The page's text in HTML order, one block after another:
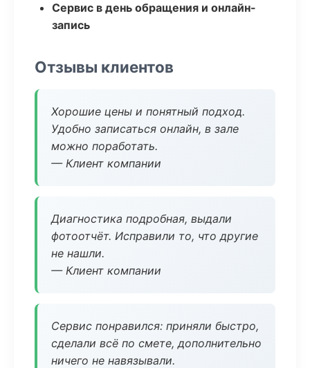
Сервис в день обращения и онлайн-
запись
Отзывы клиентов
Хорошие цены и понятный подход.
Удобно записаться онлайн, в зале
можно поработать.
— Клиент компании
Диагностика подробная, выдали
фотоотчёт. Исправили то, что другие
не нашли.
— Клиент компании
Сервис понравился: приняли быстро,
сделали всё по смете, дополнительно
ничего не навязывали.